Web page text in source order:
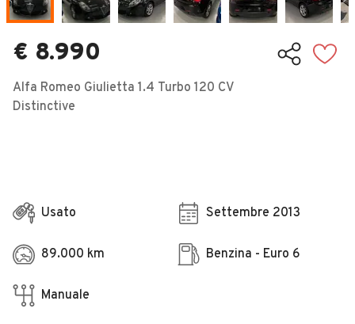
Concessionari
€ 8.990
Alfa Romeo Giulietta 1.4 Turbo 120 CV
Distinctive
Usato Settembre 2013
89.000 km Benzina - Euro 6
Manuale